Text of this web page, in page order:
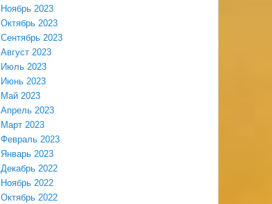
Ноябрь 2023
Октябрь 2023
Сентябрь 2023
Август 2023
Июль 2023
Июнь 2023
Май 2023
Апрель 2023
Март 2023
Февраль 2023
Январь 2023
Декабрь 2022
Ноябрь 2022
Октябрь 2022